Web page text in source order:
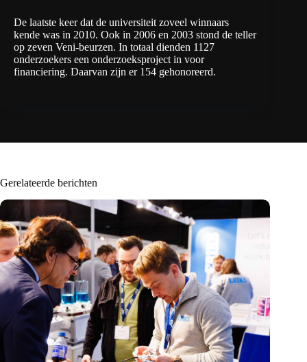
De laatste keer dat de universiteit zoveel winnaars
kende was in 2010. Ook in 2006 en 2003 stond de teller
op zeven Veni-beurzen. In totaal dienden 1127
onderzoekers een onderzoeksproject in voor
financiering. Daarvan zijn er 154 gehonoreerd.
Gerelateerde berichten